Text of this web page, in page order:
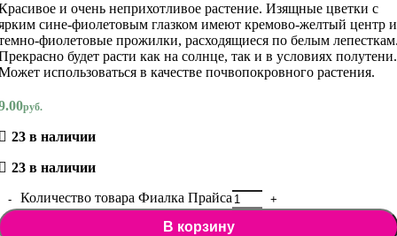
и очень неприхотливое растение. Изящные цветки с
сине-фиолетовым глазком имеют кремово-желтый центр и
фиолетовые прожилки, расходящиеся по белым
будет расти как на солнце, так и в условиях полутени.
использоваться в качестве почвопокровного растения.
руб.
23 в наличии
23 в наличии
Количество товара Фиалка Прайса
В корзину